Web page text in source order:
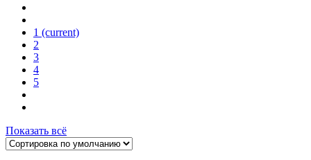
1 (current)
2
3
4
5
Показать всё